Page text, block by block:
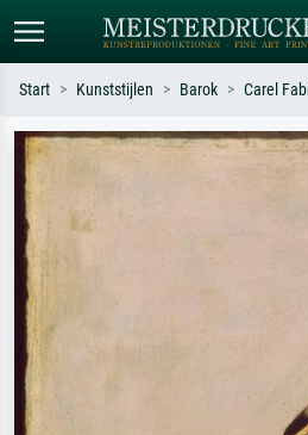
Standaard zoeken
Zoek op kunstenaar, titel of stijl – bijv.
Monet, Sterrennacht, impressionisme,
Hokusai-golf, naakt.
Start Kunststijlen Barok Carel